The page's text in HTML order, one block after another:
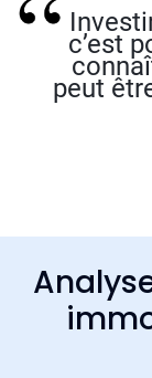
c’est
peut